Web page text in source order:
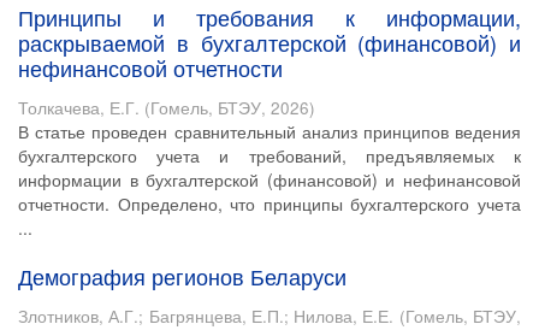
Принципы и требования к информации,
раскрываемой в бухгалтерской (финансовой) и
нефинансовой отчетности
Толкачева, Е.Г. (Гомель, БТЭУ, 2026)
В статье проведен сравнительный анализ принципов ведения
бухгалтерского учета и требований, предъявляемых к
информации в бухгалтерской (финансовой) и нефинансовой
отчетности. Определено, что принципы бухгалтерского учета
...
Демография регионов Беларуси
Злотников, А.Г.; Багрянцева, Е.П.; Нилова, Е.Е. (Гомель, БТЭУ,